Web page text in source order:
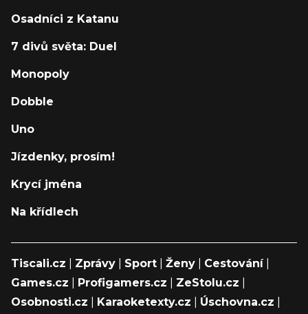
Osadníci z Katanu
7 divů světa: Duel
Monopoly
Dobble
Uno
Jízdenky, prosím!
Krycí jména
Na křídlech
Tiscali.cz Zprávy Sport Ženy Cestování|
Games.cz
Profigamers.cz ZeStolu.cz
Osobnosti.cz
Karaoketexty.cz Úschovna.cz